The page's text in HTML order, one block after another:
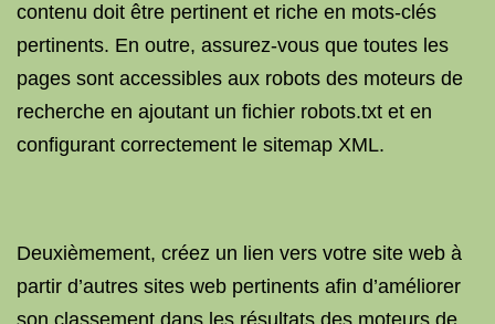
contenu doit être pertinent et riche en mots-clés
pertinents. En outre, assurez-vous que toutes les
pages sont accessibles aux robots des moteurs de
recherche en ajoutant un fichier robots.txt et en
configurant correctement le sitemap XML.
Deuxièmement, créez un lien vers votre site web à
partir d’autres sites web pertinents afin d’améliorer
son classement dans les résultats des moteurs de